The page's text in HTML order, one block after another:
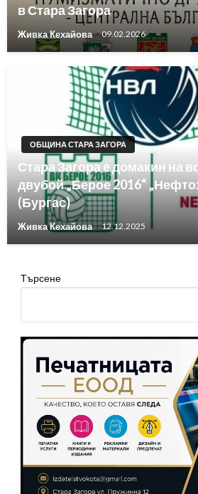
в Стара Загора
Живка Кехайова 09.02.2026
ОБЩИНА СТАРА ЗАГОРА
Стара Загора е домакин на
двубой „Берое 2016“
(Бургас)
Живка Кехайова 12.12.2025
Търсене